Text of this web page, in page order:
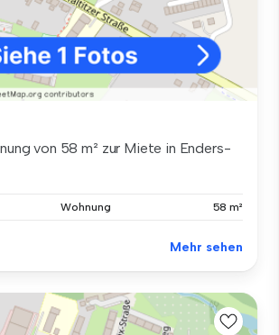
von 58 m² zur Miete in Enders-
Wohnung 58 m²
Mehr sehen